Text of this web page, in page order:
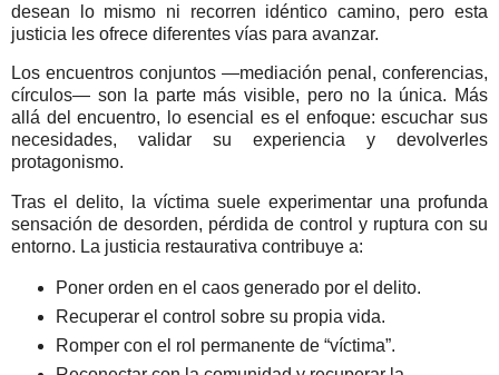
desean lo mismo ni recorren idéntico camino, pero esta
justicia les ofrece diferentes vías para avanzar.
Los encuentros conjuntos —mediación penal, conferencias,
círculos— son la parte más visible, pero no la única. Más
allá del encuentro, lo esencial es el enfoque: escuchar sus
necesidades, validar su experiencia y devolverles
protagonismo.
Tras el delito, la víctima suele experimentar una profunda
sensación de desorden, pérdida de control y ruptura con su
entorno. La justicia restaurativa contribuye a:
Poner orden en el caos generado por el delito.
Recuperar el control sobre su propia vida.
Romper con el rol permanente de “víctima”.